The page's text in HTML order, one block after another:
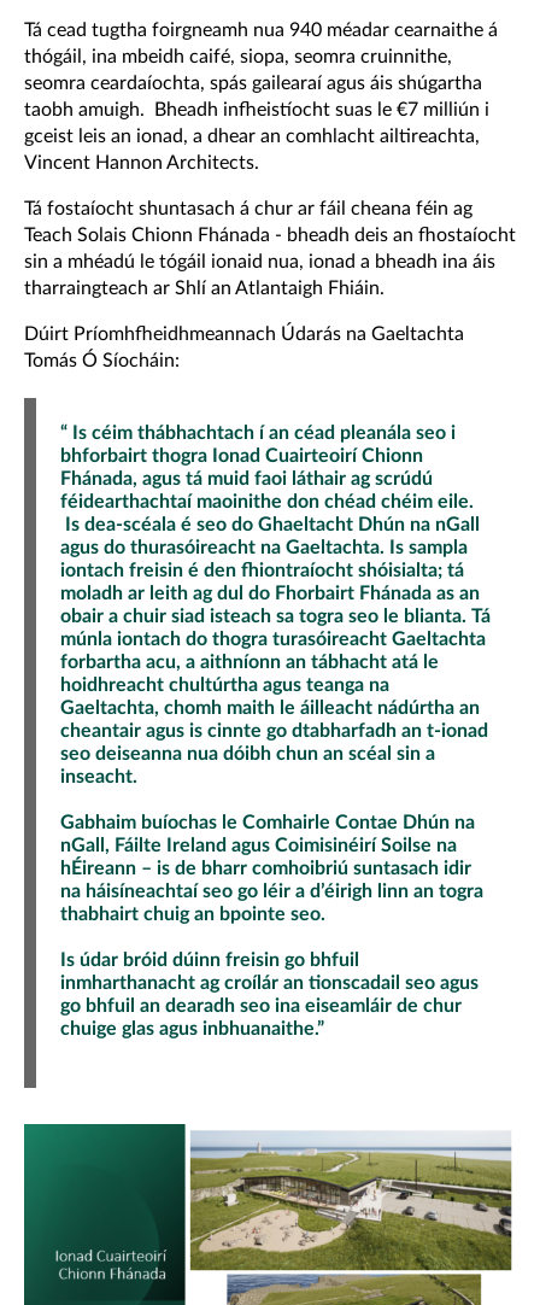
Tá cead tugtha foirgneamh nua 940 méadar cearnaithe á
thógáil, ina mbeidh caifé, siopa, seomra cruinnithe,
seomra ceardaíochta, spás gailearaí agus áis shúgartha
taobh amuigh. Bheadh infheistíocht suas le €7 milliún i
gceist leis an ionad, a dhear an comhlacht ailtireachta,
Vincent Hannon Architects.
Tá fostaíocht shuntasach á chur ar fáil cheana féin ag
Teach Solais Chionn Fhánada - bheadh deis an fhostaíocht
sin a mhéadú le tógáil ionaid nua, ionad a bheadh ina áis
tharraingteach ar Shlí an Atlantaigh Fhiáin.
Dúirt Príomhfheidhmeannach Údarás na Gaeltachta
Tomás Ó Síocháin:
“ Is céim thábhachtach í an céad pleanála seo i
bhforbairt thogra Ionad Cuairteoirí Chionn
Fhánada, agus tá muid faoi láthair ag scrúdú
féidearthachtaí maoinithe don chéad chéim eile.
Is dea-scéala é seo do Ghaeltacht Dhún na nGall
agus do thurasóireacht na Gaeltachta. Is sampla
iontach freisin é den fhiontraíocht shóisialta; tá
moladh ar leith ag dul do Fhorbairt Fhánada as an
obair a chuir siad isteach sa togra seo le blianta. Tá
múnla iontach do thogra turasóireacht Gaeltachta
forbartha acu, a aithníonn an tábhacht atá le
hoidhreacht chultúrtha agus teanga na
Gaeltachta, chomh maith le áilleacht nádúrtha an
cheantair agus is cinnte go dtabharfadh an t-ionad
seo deiseanna nua dóibh chun an scéal sin a
inseacht.
Gabhaim buíochas le Comhairle Contae Dhún na
nGall, Fáilte Ireland agus Coimisinéirí Soilse na
hÉireann – is de bharr comhoibriú suntasach idir
na háisíneachtaí seo go léir a d’éirigh linn an togra
thabhairt chuig an bpointe seo.
Is údar bróid dúinn freisin go bhfuil
inmharthanacht ag croílár an tionscadail seo agus
go bhfuil an dearadh seo ina eiseamláir de chur
chuige glas agus inbhuanaithe.”